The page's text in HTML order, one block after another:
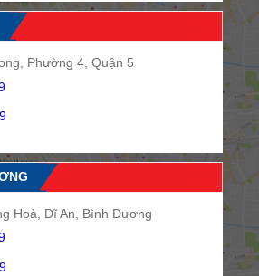
Phường 4, Quận 5
Hoà, Dĩ An, Bình Dương